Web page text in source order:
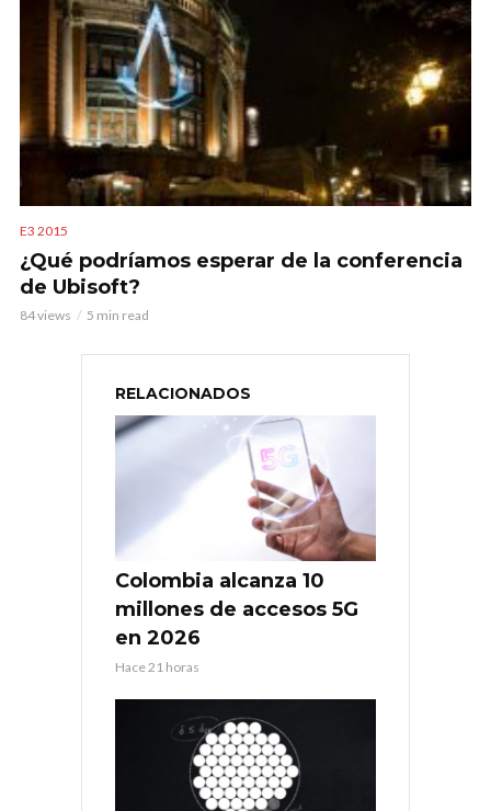
E3 2015
¿Qué podríamos esperar de la conferencia
de Ubisoft?
84 views 5 min read
RELACIONADOS
Colombia alcanza 10
millones de accesos 5G
en 2026
Hace 21 horas